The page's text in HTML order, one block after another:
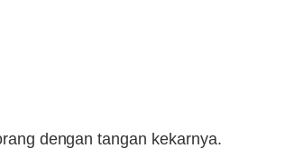
dengan tangan kekarnya.